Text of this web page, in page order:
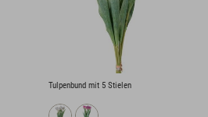
Tulpenbund mit 5 Stielen